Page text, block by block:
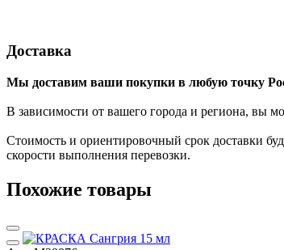
Доставка
Мы доставим ваши покупки в любую точку
В зависимости от вашего города и региона, вы
Стоимость и ориентировочный срок доставки
скорости выполнения перевозки.
Похожие товары